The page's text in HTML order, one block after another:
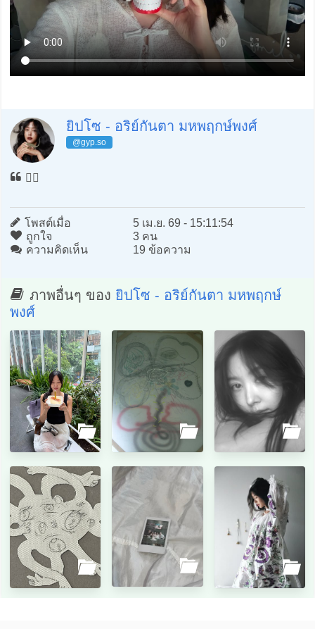
ยิปโซ - อริย์กันตา มหพฤกษ์พงศ์
@gyp.so
🤼‍♀️
โพสต์เมื่อ
5 เม.ย. 69 - 15:11:54
ถูกใจ
3 คน
ความคิดเห็น
19 ข้อความ
ภาพอื่นๆ ของ ยิปโซ - อริย์กันตา มหพฤกษ์
พงศ์